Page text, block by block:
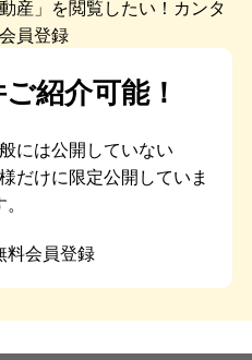
紹介可能！
には公開していない
だけに限定公開していま